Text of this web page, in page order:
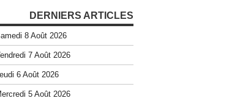
DERNIERS ARTICLES
8 Août 2026
7 Août 2026
6 Août 2026
5 Août 2026